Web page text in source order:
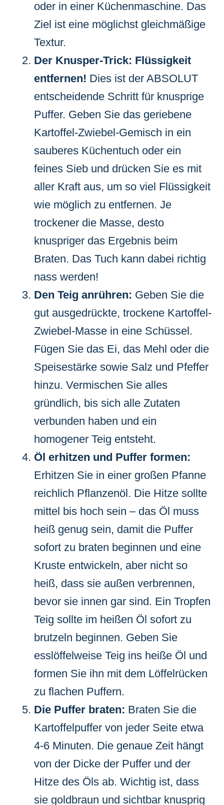
oder in einer Küchenmaschine. Das
Ziel ist eine möglichst gleichmäßige
Textur.
Der Knusper-Trick: Flüssigkeit
entfernen! Dies ist der ABSOLUT
entscheidende Schritt für knusprige
Puffer. Geben Sie das geriebene
Kartoffel-Zwiebel-Gemisch in ein
sauberes Küchentuch oder ein
feines Sieb und drücken Sie es mit
aller Kraft aus, um so viel Flüssigkeit
wie möglich zu entfernen. Je
trockener die Masse, desto
knuspriger das Ergebnis beim
Braten. Das Tuch kann dabei richtig
nass werden!
Den Teig anrühren: Geben Sie die
gut ausgedrückte, trockene Kartoffel-
Zwiebel-Masse in eine Schüssel.
Fügen Sie das Ei, das Mehl oder die
Speisestärke sowie Salz und Pfeffer
hinzu. Vermischen Sie alles
gründlich, bis sich alle Zutaten
verbunden haben und ein
homogener Teig entsteht.
Öl erhitzen und Puffer formen:
Erhitzen Sie in einer großen Pfanne
reichlich Pflanzenöl. Die Hitze sollte
mittel bis hoch sein – das Öl muss
heiß genug sein, damit die Puffer
sofort zu braten beginnen und eine
Kruste entwickeln, aber nicht so
heiß, dass sie außen verbrennen,
bevor sie innen gar sind. Ein Tropfen
Teig sollte im heißen Öl sofort zu
brutzeln beginnen. Geben Sie
esslöffelweise Teig ins heiße Öl und
formen Sie ihn mit dem Löffelrücken
zu flachen Puffern.
Die Puffer braten: Braten Sie die
Kartoffelpuffer von jeder Seite etwa
4-6 Minuten. Die genaue Zeit hängt
von der Dicke der Puffer und der
Hitze des Öls ab. Wichtig ist, dass
sie goldbraun und sichtbar knusprig